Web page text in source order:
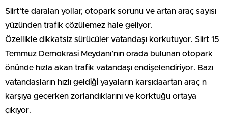
Siirt’te daralan yollar, otopark sorunu ve artan araç sayısı
yüzünden trafik çözülemez hale geliyor.
Özellikle dikkatsiz sürücüler vatandaşı korkutuyor. Siirt 15
Temmuz Demokrasi Meydanı’nın orada bulunan otopark
önünde hızla akan trafik vatandaşı endişelendiriyor. Bazı
vatandaşların hızlı geldiği yayaların karşıdaartan araç n
karşıya geçerken zorlandıklarını ve korktuğu ortaya
çıkıyor.